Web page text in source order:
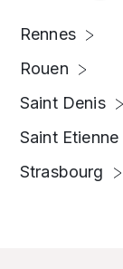
Rennes
Rouen
Saint Denis
Saint Etienne
Strasbourg